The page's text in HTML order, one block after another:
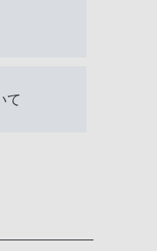
て